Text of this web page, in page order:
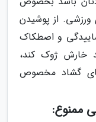
ورزشی. از پوشیدن
و اصطکاک
خارش ژوک کند،
گشاد مخصوص
ممنوع: